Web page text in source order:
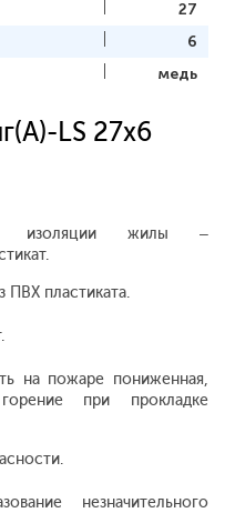
27
6
медь
LS 27х6
изоляции жилы –
ПВХ пластиката.
на пожаре пониженная,
при прокладке
незначительного